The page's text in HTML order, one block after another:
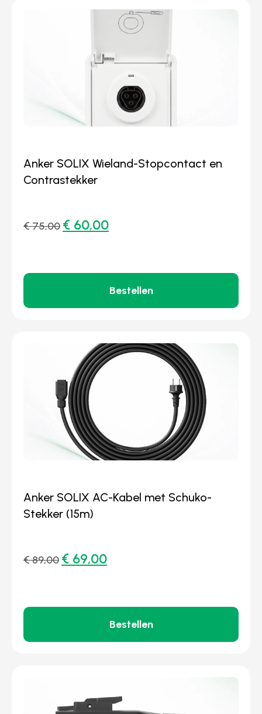
Anker SOLIX Wieland-Stopcontact en
Contrastekker
€75,00 € 60,00
Bestellen
Anker SOLIX AC-Kabel met Schuko-
Stekker (15m)
€89,00 € 69,00
Bestellen